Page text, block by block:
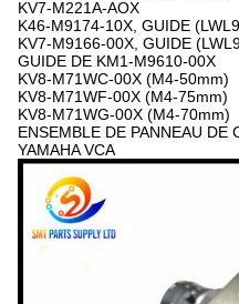
KV7-M221A-AOX
K46-M9174-10X, GUIDE
KV7-M9166-00X, GUIDE
GUIDE DE KM1-M9610-00X
KV8-M71WC-00X (M4-50mm)
KV8-M71WF-00X (M4-75mm)
KV8-M71WG-00X (M4-70mm)
ENSEMBLE DE PANNEAU DE
YAMAHA VCA